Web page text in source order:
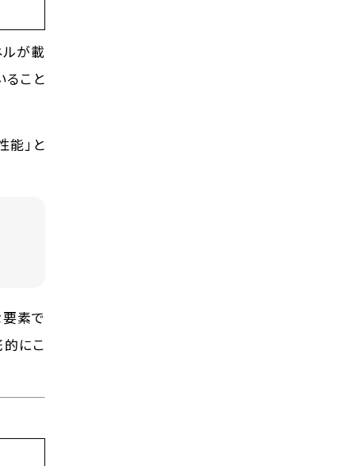
ルが載
ること
能」と
素で
的にこ